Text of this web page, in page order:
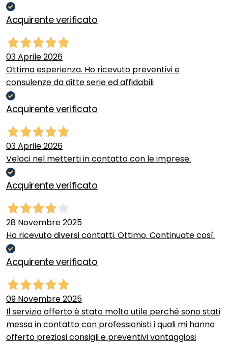
Acquirente verificato
03 Aprile 2026
Ottima esperienza. Ho ricevuto preventivi e
consulenze da ditte serie ed affidabili
Acquirente verificato
03 Aprile 2026
Veloci nel metterti in contatto con le imprese.
Acquirente verificato
28 Novembre 2025
Ho ricevuto diversi contatti. Ottimo. Continuate così.
Acquirente verificato
09 Novembre 2025
Il servizio offerto è stato molto utile perché sono stati
messa in contatto con professionisti i quali mi hanno
offerto preziosi consigli e preventivi vantaggiosi